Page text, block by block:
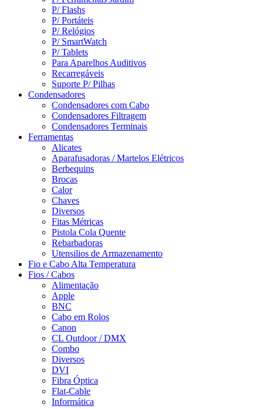
P/ Flashs
P/ Portáteis
P/ Relógios
P/ SmartWatch
P/ Tablets
Para Aparelhos Auditivos
Recarregáveis
Suporte P/ Pilhas
Condensadores
Condensadores com Cabo
Condensadores Filtragem
Condensadores Terminais
Ferramentas
Alicates
Aparafusadoras / Martelos Elétricos
Berbequins
Brocas
Calor
Chaves
Diversos
Fitas Métricas
Pistola Cola Quente
Rebarbadoras
Utensilios de Armazenamento
Fio e Cabo Alta Temperatura
Fios / Cabos
Alimentação
Apple
BNC
Cabo em Rolos
Canon
CL Outdoor / DMX
Combo
Diversos
DVI
Fibra Óptica
Flat-Cable
Informática